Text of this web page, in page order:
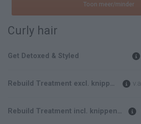
Toon meer/minder
Curly hair
Get Detoxed & Styled
Rebuild Treatment excl. knippen v.a.
Rebuild Treatment incl. knippen (Kort haar tot aan de schouder)